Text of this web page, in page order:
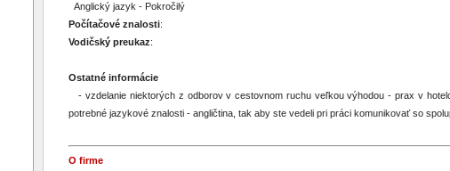
Anglický jazyk - Pokročilý
Počítačové znalosti:
Vodičský preukaz:
Ostatné informácie
- vzdelanie niektorých z odborov v cestovnom ruchu veľkou výhodou - prax v
potrebné jazykové znalosti - angličtina, tak aby ste vedeli pri práci komunikovať so
O firme